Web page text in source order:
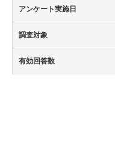
アンケート実施日
調査対象
有効回答数